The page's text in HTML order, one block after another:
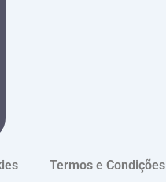
Termos e Condições